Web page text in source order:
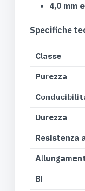
4,0 mm
Specifiche
Classe
Purezza
Durezza
Resistenza
Bi